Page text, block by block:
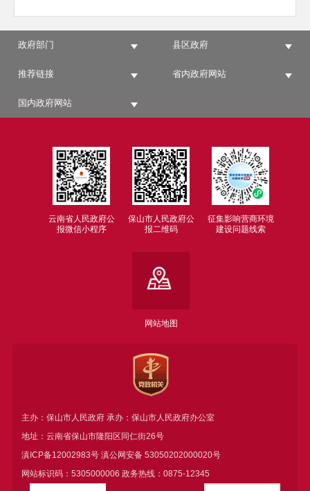
政府部门 县区政府
推荐链接 省内政府网站
国内政府网站
云南省人民政府公
报微信小程序
保山市人民政府公
报二维码
征集影响营商环境
建设问题线索
网站地图
主办：保山市人民政府 承办：保山市人民政府办公室
地址：云南省保山市隆阳区同仁街26号
滇ICP备12002983号滇公网安备 53050202000020号
网站标识码：5305000006 政务热线：0875-12345